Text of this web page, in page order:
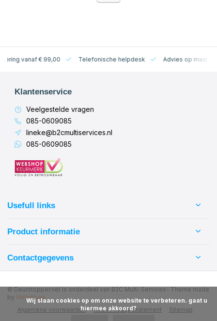
vanaf € 99,00 Telefonische helpdesk Advies op maat
Klantenservice
Veelgestelde vragen
085-0609085
lineke@b2cmultiservices.nl
085-0609085
Usefull links
Product informatie
Contactgegevens
Algemene voorwaarden AVG / Privacy Statement Sitemap
© Deurstopper.net is onderdeel van B2C Multi-Services- Theme made
by Webdinge
            Wij slaan cookies op om onze website te verbeteren. gaat u
hiermee akkoord?